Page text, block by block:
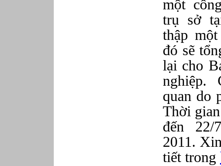
một
trụ sở
thập
đó sẽ
lại cho
nghiệp.
quan do
Thời
đến
2011.
tiết trong